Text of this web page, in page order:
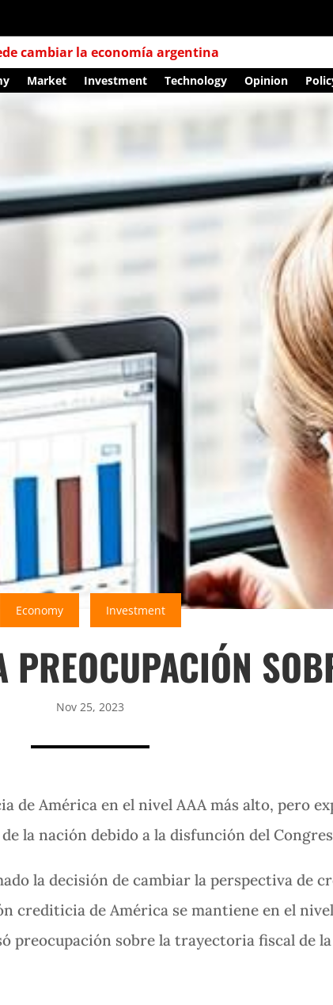
Miley, el anarcocapitalista que puede cambiar la economía argentina
Market Investment Technology Opinion
Economy Investment
PREOCUPACIÓN
Nov 25, 2023
de América en el nivel AAA más alto, pero
la nación debido a la disfunción del
la decisión de cambiar la perspectiva de
crediticia de América se mantiene en el
preocupación sobre la trayectoria fiscal de